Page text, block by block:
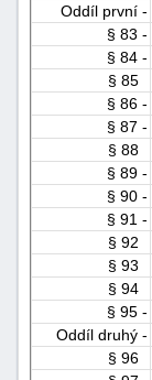
Oddíl první -
§ 83 -
§ 84 -
§ 85
§ 86 -
§ 87 -
§ 88
§ 89 -
§ 90 -
§ 91 -
§ 92
§ 93
§ 94
§ 95 -
Oddíl druhý -
§ 96